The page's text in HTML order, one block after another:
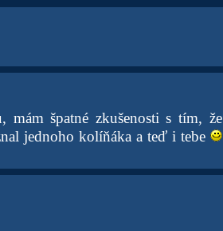
mám špatné zkušenosti s tím, že
jednoho kolíňáka a teď i tebe